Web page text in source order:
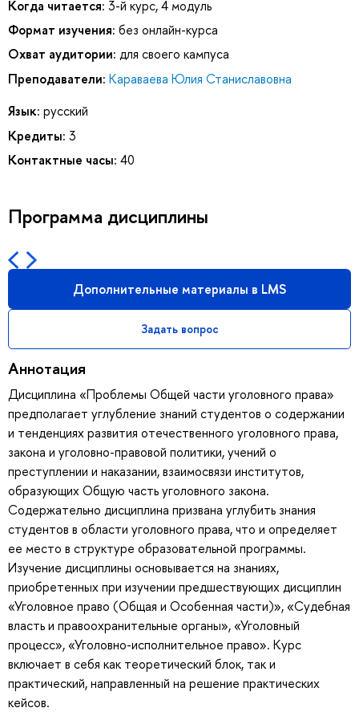
Когда читается: 3-й курс, 4 модуль
Формат изучения: без онлайн-курса
Охват аудитории: для своего кампуса
Преподаватели: Караваева Юлия Станиславовна
Язык: русский
Кредиты: 3
Контактные часы: 40
Программа дисциплины
Дополнительные материалы в LMS
Задать вопрос
Аннотация
Дисциплина «Проблемы Общей части уголовного права»
предполагает углубление знаний студентов о содержании
и тенденциях развития отечественного уголовного права,
закона и уголовно-правовой политики, учений о
преступлении и наказании, взаимосвязи институтов,
образующих Общую часть уголовного закона.
Содержательно дисциплина призвана углубить знания
студентов в области уголовного права, что и определяет
ее место в структуре образовательной программы.
Изучение дисциплины основывается на знаниях,
приобретенных при изучении предшествующих дисциплин
«Уголовное право (Общая и Особенная части)», «Судебная
власть и правоохранительные органы», «Уголовный
процесс», «Уголовно-исполнительное право». Курс
включает в себя как теоретический блок, так и
практический, направленный на решение практических
кейсов.